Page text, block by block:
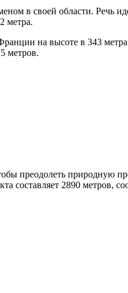
в своей области. Речь
метра.
на высоте в 343
метров.
преодолеть природную
составляет 2890 метров,